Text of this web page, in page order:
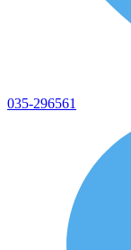
035-296561